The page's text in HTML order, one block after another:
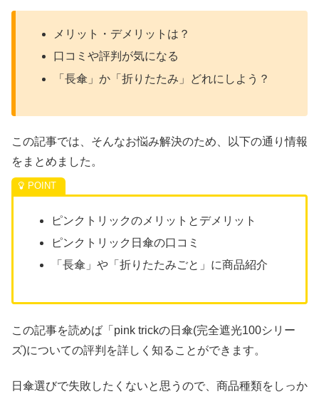
メリット・デメリットは？
口コミや評判が気になる
「長傘」か「折りたたみ」どれにしよう？
この記事では、そんなお悩み解決のため、以下の通り情報
をまとめました。
ピンクトリックのメリットとデメリット
ピンクトリック日傘の口コミ
「長傘」や「折りたたみごと」に商品紹介
この記事を読めば「pink trickの日傘(完全遮光100シリー
ズ)についての評判を詳しく知ることができます。
日傘選びで失敗したくないと思うので、商品種類をしっか